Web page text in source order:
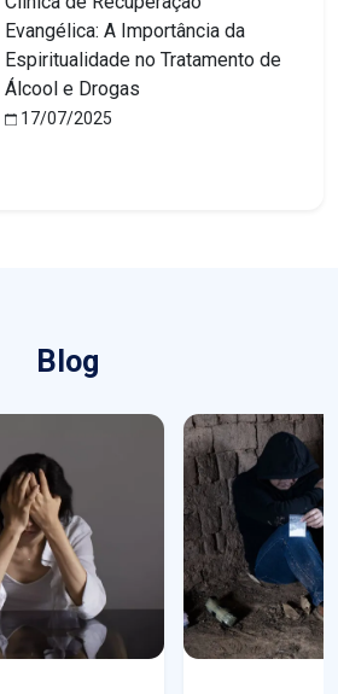
Evangélica: A Importância da
Espiritualidade no Tratamento de
Álcool e Drogas
17/07/2025
Blog